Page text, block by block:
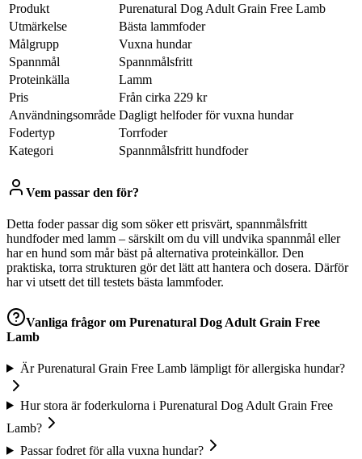
Produkt
Purenatural Dog Adult Grain Free Lamb
Utmärkelse
Bästa lammfoder
Målgrupp
Vuxna hundar
Spannmål
Spannmålsfritt
Proteinkälla
Lamm
Pris
Från cirka 229 kr
Användningsområde Dagligt helfoder för vuxna hundar
Fodertyp
Torrfoder
Kategori
Spannmålsfritt hundfoder
Vem passar den för?
Detta foder passar dig som söker ett prisvärt, spannmålsfritt
hundfoder med lamm – särskilt om du vill undvika spannmål eller
har en hund som mår bäst på alternativa proteinkällor. Den
praktiska, torra strukturen gör det lätt att hantera och dosera. Därför
har vi utsett det till testets bästa lammfoder.
Vanliga frågor om Purenatural Dog Adult Grain Free
Lamb
Är Purenatural Grain Free Lamb lämpligt för allergiska hundar?
Hur stora är foderkulorna i Purenatural Dog Adult Grain Free
Lamb?
Passar fodret för alla vuxna hundar?